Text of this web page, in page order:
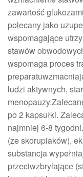
zawartość
polecany jako
wspomagające
stawów
wspomaga proces
ludzi aktywnych,
po 2 kapsułki.
najmniej 6-8
(ze skorupiaków),
substancja
przeciwzbrylające